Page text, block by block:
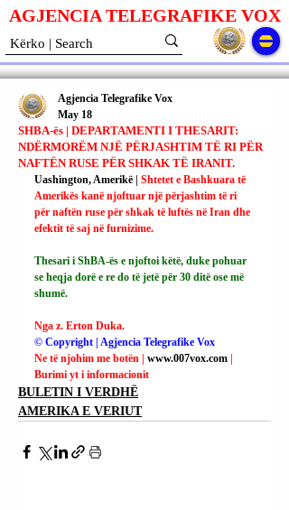
AGJENCIA TELEGRAFIKE VOX
SHBA-ës | DEPARTAMENTI I THESARIT:
NDËRMORËM NJË PËRJASHTIM TË RI PËR
NAFTËN RUSE PËR SHKAK TË IRANIT.
Agjencia Telegrafike Vox
May 18
Uashington, Amerikë | Shtetet e Bashkuara të
Amerikës kanë njoftuar një përjashtim të ri
për naftën ruse për shkak të luftës në Iran dhe
efektit të saj në furnizime.
Thesari i ShBA-ës e njoftoi këtë, duke pohuar
se heqja dorë e re do të jetë për 30 ditë ose më
shumë.
Nga z. Erton Duka.
© Copyright | Agjencia Telegrafike Vox
Ne të njohim me botën | www.007vox.com
Burimi yt i informacionit
BULETIN I VERDHË
AMERIKA E VERIUT